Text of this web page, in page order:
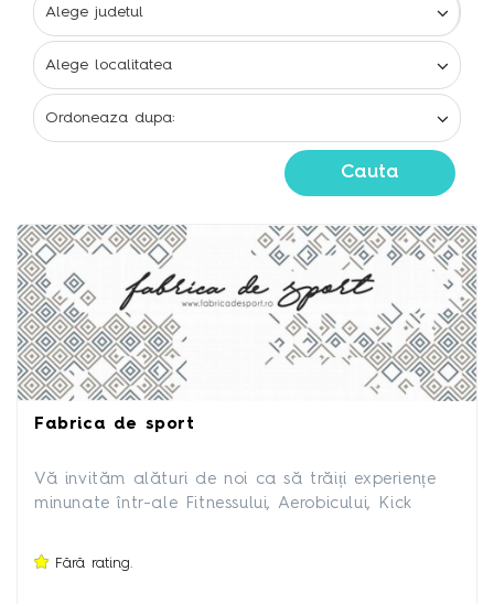
Cauta
Fabrica de sport
Vă invităm alături de noi ca să trăiți experiențe
minunate într-ale Fitnessului, Aerobicului, Kick
wow! Alege sa te relaxezi in salonul nostru:
Fără rating.